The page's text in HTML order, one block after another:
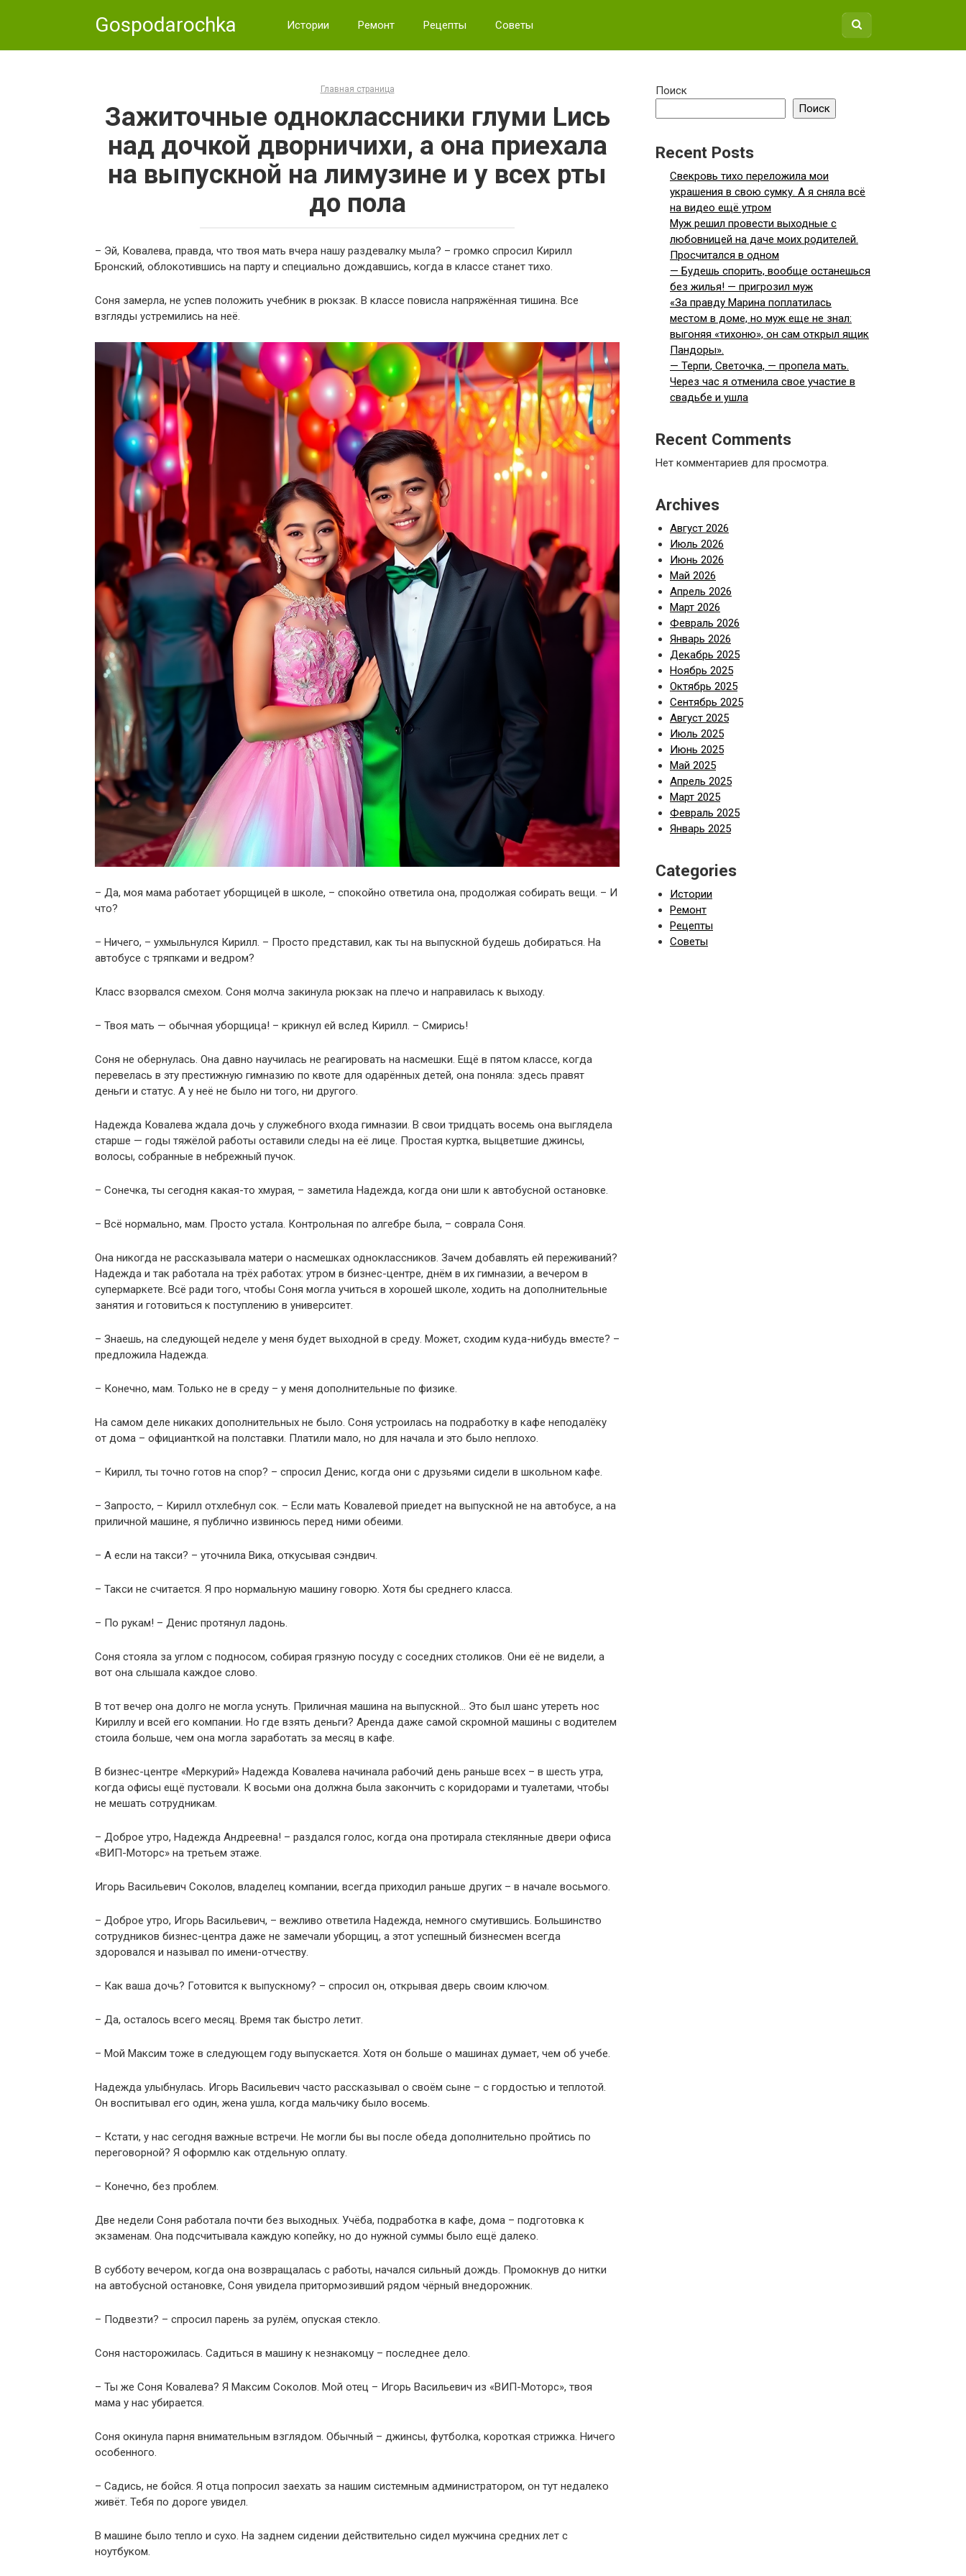
Gospodarochka Истории Ремонт Рецепты Советы
Главная страница
Зажиточные одноклассники глуми Lись
над дочкой дворничихи, а она приехала
на выпускной на лимузине и у всех рты
до пола
– Эй, Ковалева, правда, что твоя мать вчера нашу раздевалку мыла? – громко спросил Кирилл
Бронский, облокотившись на парту и специально дождавшись, когда в классе станет тихо.
Соня замерла, не успев положить учебник в рюкзак. В классе повисла напряжённая тишина. Все
взгляды устремились на неё.
– Да, моя мама работает уборщицей в школе, – спокойно ответила она, продолжая собирать вещи. – И
что?
– Ничего, – ухмыльнулся Кирилл. – Просто представил, как ты на выпускной будешь добираться. На
автобусе с тряпками и ведром?
Класс взорвался смехом. Соня молча закинула рюкзак на плечо и направилась к выходу.
– Твоя мать — обычная уборщица! – крикнул ей вслед Кирилл. – Смирись!
Соня не обернулась. Она давно научилась не реагировать на насмешки. Ещё в пятом классе, когда
перевелась в эту престижную гимназию по квоте для одарённых детей, она поняла: здесь правят
деньги и статус. А у неё не было ни того, ни другого.
Надежда Ковалева ждала дочь у служебного входа гимназии. В свои тридцать восемь она выглядела
старше — годы тяжёлой работы оставили следы на её лице. Простая куртка, выцветшие джинсы,
волосы, собранные в небрежный пучок.
– Сонечка, ты сегодня какая-то хмурая, – заметила Надежда, когда они шли к автобусной остановке.
– Всё нормально, мам. Просто устала. Контрольная по алгебре была, – соврала Соня.
Она никогда не рассказывала матери о насмешках одноклассников. Зачем добавлять ей переживаний?
Надежда и так работала на трёх работах: утром в бизнес-центре, днём в их гимназии, а вечером в
супермаркете. Всё ради того, чтобы Соня могла учиться в хорошей школе, ходить на дополнительные
занятия и готовиться к поступлению в университет.
– Знаешь, на следующей неделе у меня будет выходной в среду. Может, сходим куда-нибудь вместе? –
предложила Надежда.
– Конечно, мам. Только не в среду – у меня дополнительные по физике.
На самом деле никаких дополнительных не было. Соня устроилась на подработку в кафе неподалёку
от дома – официанткой на полставки. Платили мало, но для начала и это было неплохо.
– Кирилл, ты точно готов на спор? – спросил Денис, когда они с друзьями сидели в школьном кафе.
– Запросто, – Кирилл отхлебнул сок. – Если мать Ковалевой приедет на выпускной не на автобусе, а на
приличной машине, я публично извинюсь перед ними обеими.
– А если на такси? – уточнила Вика, откусывая сэндвич.
– Такси не считается. Я про нормальную машину говорю. Хотя бы среднего класса.
– По рукам! – Денис протянул ладонь.
Соня стояла за углом с подносом, собирая грязную посуду с соседних столиков. Они её не видели, а
вот она слышала каждое слово.
В тот вечер она долго не могла уснуть. Приличная машина на выпускной… Это был шанс утереть нос
Кириллу и всей его компании. Но где взять деньги? Аренда даже самой скромной машины с водителем
стоила больше, чем она могла заработать за месяц в кафе.
В бизнес-центре «Меркурий» Надежда Ковалева начинала рабочий день раньше всех – в шесть утра,
когда офисы ещё пустовали. К восьми она должна была закончить с коридорами и туалетами, чтобы
не мешать сотрудникам.
– Доброе утро, Надежда Андреевна! – раздался голос, когда она протирала стеклянные двери офиса
«ВИП-Моторс» на третьем этаже.
Игорь Васильевич Соколов, владелец компании, всегда приходил раньше других – в начале восьмого.
– Доброе утро, Игорь Васильевич, – вежливо ответила Надежда, немного смутившись. Большинство
сотрудников бизнес-центра даже не замечали уборщиц, а этот успешный бизнесмен всегда
здоровался и называл по имени-отчеству.
– Как ваша дочь? Готовится к выпускному? – спросил он, открывая дверь своим ключом.
– Да, осталось всего месяц. Время так быстро летит.
– Мой Максим тоже в следующем году выпускается. Хотя он больше о машинах думает, чем об учебе.
Надежда улыбнулась. Игорь Васильевич часто рассказывал о своём сыне – с гордостью и теплотой.
Он воспитывал его один, жена ушла, когда мальчику было восемь.
– Кстати, у нас сегодня важные встречи. Не могли бы вы после обеда дополнительно пройтись по
переговорной? Я оформлю как отдельную оплату.
– Конечно, без проблем.
Две недели Соня работала почти без выходных. Учёба, подработка в кафе, дома – подготовка к
экзаменам. Она подсчитывала каждую копейку, но до нужной суммы было ещё далеко.
В субботу вечером, когда она возвращалась с работы, начался сильный дождь. Промокнув до нитки
на автобусной остановке, Соня увидела притормозивший рядом чёрный внедорожник.
– Подвезти? – спросил парень за рулём, опуская стекло.
Соня насторожилась. Садиться в машину к незнакомцу – последнее дело.
– Ты же Соня Ковалева? Я Максим Соколов. Мой отец – Игорь Васильевич из «ВИП-Моторс», твоя
мама у нас убирается.
Соня окинула парня внимательным взглядом. Обычный – джинсы, футболка, короткая стрижка. Ничего
особенного.
– Садись, не бойся. Я отца попросил заехать за нашим системным администратором, он тут недалеко
живёт. Тебя по дороге увидел.
В машине было тепло и сухо. На заднем сидении действительно сидел мужчина средних лет с
ноутбуком.
Поиск
Поиск
Recent Posts
Свекровь тихо переложила мои
украшения в свою сумку. А я сняла всё
на видео ещё утром
Муж решил провести выходные с
любовницей на даче моих родителей.
Просчитался в одном
— Будешь спорить, вообще останешься
без жилья! — пригрозил муж
«За правду Марина поплатилась
местом в доме, но муж еще не знал:
выгоняя «тихоню», он сам открыл ящик
Пандоры».
— Терпи, Светочка, — пропела мать.
Через час я отменила свое участие в
свадьбе и ушла
Recent Comments
Нет комментариев для просмотра.
Archives
Август 2026
Июль 2026
Июнь 2026
Май 2026
Апрель 2026
Март 2026
Февраль 2026
Январь 2026
Декабрь 2025
Ноябрь 2025
Октябрь 2025
Сентябрь 2025
Август 2025
Июль 2025
Июнь 2025
Май 2025
Апрель 2025
Март 2025
Февраль 2025
Январь 2025
Categories
Истории
Ремонт
Рецепты
Советы